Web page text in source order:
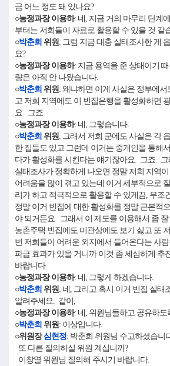
금 어느 정도 돼 있나요?
○농정과장 이용하: 네, 지금 거의 마무리 단계
부터는 저희들이 자료로 활용할 수 있을 것 같
○박춘희 위원: 그럼 지금 대충 실태조사한 게
요?
○농정과장 이용하: 지금 용역을 준 상태이기
량은 아직 안 나왔습니다.
○박춘희 위원: 왜냐하면 이게 사실은 정부에서
고 저희 지역에도 이 빈집은행을 활성화하면
요. 그죠.
○농정과장 이용하: 네, 그렇습니다.
○박춘희 위원: 그래서 저희 군에도 사실은 각
한 집들도 있고 그런데 이거는 중개인을 통해
다가 활성화를 시킨다는 얘기잖아요. 그죠. 그
실태조사가 정확하게 나오면 정말 저희 지역
어려움을 많이 겪고 있는데 이거 세부적으로
리가 하고 적극적으로 활용할 수 있게끔, 무조
정말 이거 빈집에 대한 활성화를 정말 근본적
야 되거든요. 그래서 이 제도를 이용해서 좀 잘
농촌주택 빈집에도 미관상에도 보기 싫고 또
번 저희들이 어려운 외지에서 들어온다는 사
파급 효과가 있을 거니까 이것 좀 세심하게 추
바랍니다.
○농정과장 이용하: 네, 그렇게 하겠습니다.
○박춘희 위원: 네, 그리고 혹시 이거 빈집 실태
알려주세요. 같이,
○농정과장 이용하: 네, 위원님들하고 공유하도
○박춘희 위원: 이상입니다.
○위원장심현정: 박춘희 위원님 수고하셨습니
또 다른 질의하실 위원 계십니까?
이창열 위원님 질의해 주시기 바랍니다.